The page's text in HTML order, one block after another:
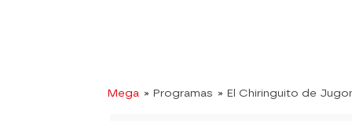
Mega » Programas » El Chiringuito de